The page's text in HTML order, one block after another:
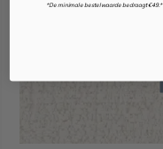
*De minimale bestelwaarde bedraagt €49.*